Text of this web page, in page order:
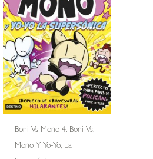
Boni Vs Mono 4. Boni Vs.
Mono Y Yo-Yo, La